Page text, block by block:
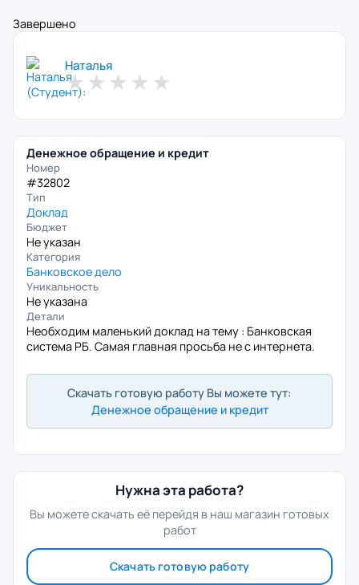
Завершено
Наталья
★ ★ ★ ★ ★
Денежное обращение и кредит
Номер
#32802
Тип
Доклад
Бюджет
Не указан
Категория
Банковское дело
Уникальность
Не указана
Детали
Необходим маленький доклад на тему : Банковская
система РБ. Самая главная просьба не с интернета.
Скачать готовую работу Вы можете тут:
Денежное обращение и кредит
Нужна эта работа?
Вы можете скачать её перейдя в наш магазин готовых
работ
Скачать готовую работу